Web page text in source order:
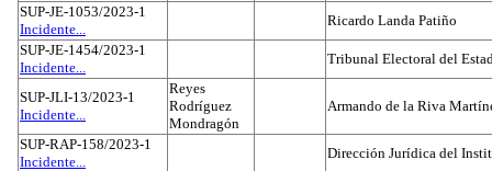
SUP-JE-1053/2023-1
Incidente...
Ricardo Landa Patiño
SUP-JE-1454/2023-1
Incidente...
Tribunal Electoral del
SUP-JLI-13/2023-1
Incidente...
Reyes
Rodríguez
Mondragón
Armando de la Riva
SUP-RAP-158/2023-1
Incidente...
Dirección Jurídica del